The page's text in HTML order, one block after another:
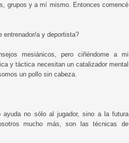
grupos y a mí mismo. Entonces comencé
entrenador/a y deportista?
mesiánicos, pero ciñéndome a mi
y táctica necesitan un catalizador mental
un pollo sin cabeza.
ayuda no sólo al jugador, sino a la futura
mucho más, son las técnicas de